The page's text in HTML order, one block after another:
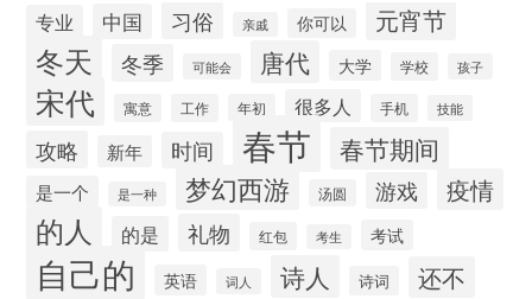
专业 中国 习俗 亲戚 你可以 元宵节
冬天 冬季 可能会 唐代 大学 学校 孩子
宋代 寓意 工作 年初 很多人 手机 技能
攻略 新年 时间 春节 春节期间
是一个 是一种 梦幻西游 汤圆 游戏 疫情
的人 的是 礼物 红包 考生 考试
自己的 英语 词人 诗人 诗词 还不